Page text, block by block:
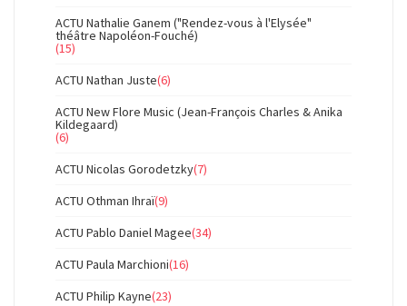
ACTU Nathalie Ganem ("Rendez-vous à l'Elysée"
théâtre Napoléon-Fouché)
(15)
ACTU Nathan Juste(6)
ACTU New Flore Music (Jean-François Charles & Anika
Kildegaard)
(6)
ACTU Nicolas Gorodetzky(7)
ACTU Othman Ihraï(9)
ACTU Pablo Daniel Magee(34)
ACTU Paula Marchioni(16)
ACTU Philip Kayne(23)